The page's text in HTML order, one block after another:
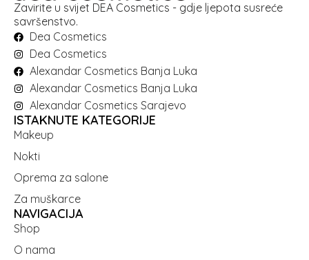
Zavirite u svijet DEA Cosmetics - gdje ljepota susreće
savršenstvo.
Dea Cosmetics
Dea Cosmetics
Alexandar Cosmetics Banja Luka
Alexandar Cosmetics Banja Luka
Alexandar Cosmetics Sarajevo
ISTAKNUTE KATEGORIJE
Makeup
Nokti
Oprema za salone
Za muškarce
NAVIGACIJA
Shop
O nama